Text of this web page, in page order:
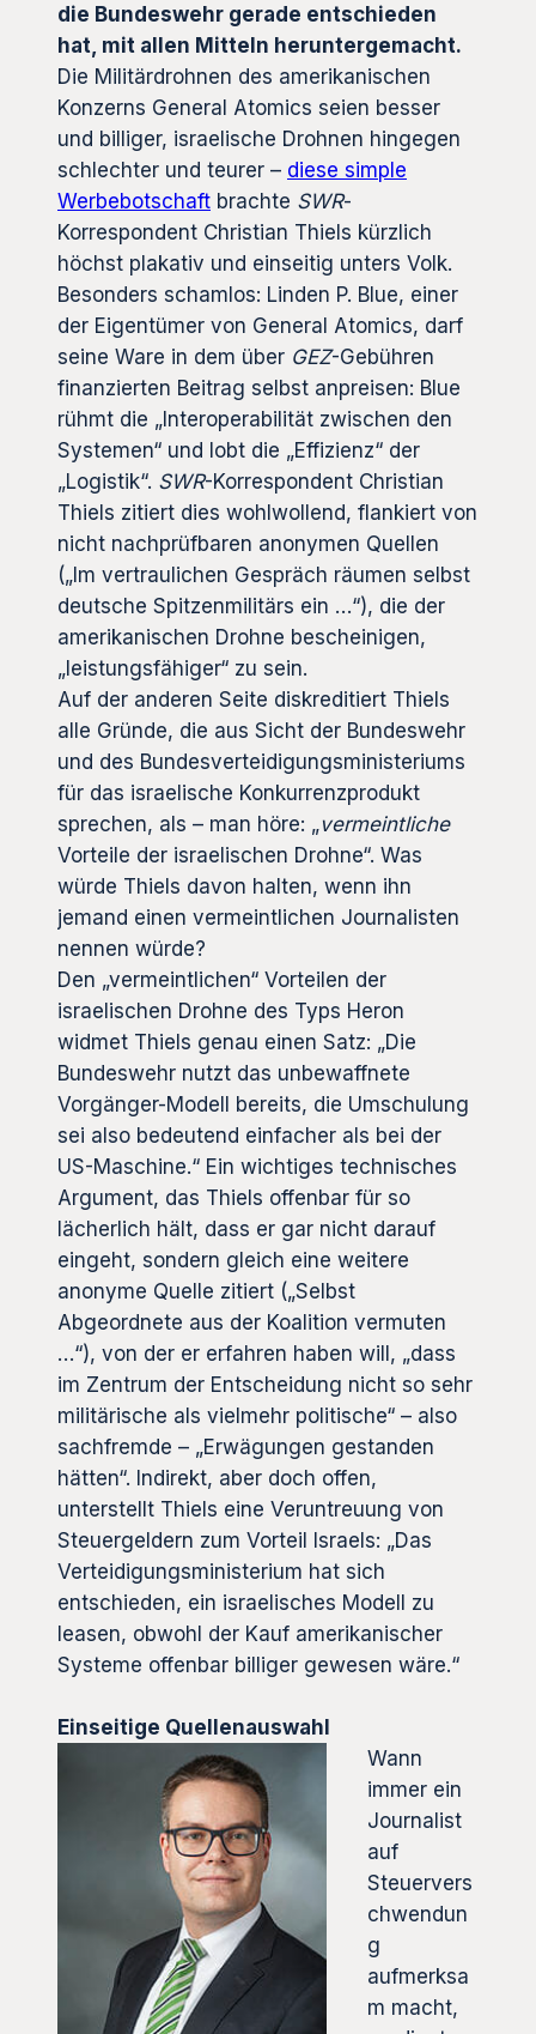
die Bundeswehr gerade entschieden
hat, mit allen Mitteln heruntergemacht.
Die Militärdrohnen des amerikanischen
Konzerns General Atomics seien besser
und billiger, israelische Drohnen hingegen
schlechter und teurer – diese simple
Werbebotschaft brachte SWR-
Korrespondent Christian Thiels kürzlich
höchst plakativ und einseitig unters Volk.
Besonders schamlos: Linden P. Blue, einer
der Eigentümer von General Atomics, darf
seine Ware in dem über GEZ-Gebühren
finanzierten Beitrag selbst anpreisen: Blue
rühmt die „Interoperabilität zwischen den
Systemen“ und lobt die „Effizienz“ der
„Logistik“. SWR-Korrespondent Christian
Thiels zitiert dies wohlwollend, flankiert von
nicht nachprüfbaren anonymen Quellen
(„Im vertraulichen Gespräch räumen selbst
deutsche Spitzenmilitärs ein …“), die der
amerikanischen Drohne bescheinigen,
„leistungsfähiger“ zu sein.
Auf der anderen Seite diskreditiert Thiels
alle Gründe, die aus Sicht der Bundeswehr
und des Bundesverteidigungsministeriums
für das israelische Konkurrenzprodukt
sprechen, als – man höre: „vermeintliche
Vorteile der israelischen Drohne“. Was
würde Thiels davon halten, wenn ihn
jemand einen vermeintlichen Journalisten
nennen würde?
Den „vermeintlichen“ Vorteilen der
israelischen Drohne des Typs Heron
widmet Thiels genau einen Satz: „Die
Bundeswehr nutzt das unbewaffnete
Vorgänger-Modell bereits, die Umschulung
sei also bedeutend einfacher als bei der
US-Maschine.“ Ein wichtiges technisches
Argument, das Thiels offenbar für so
lächerlich hält, dass er gar nicht darauf
eingeht, sondern gleich eine weitere
anonyme Quelle zitiert („Selbst
Abgeordnete aus der Koalition vermuten
…“), von der er erfahren haben will, „dass
im Zentrum der Entscheidung nicht so sehr
militärische als vielmehr politische“ – also
sachfremde – „Erwägungen gestanden
hätten“. Indirekt, aber doch offen,
unterstellt Thiels eine Veruntreuung von
Steuergeldern zum Vorteil Israels: „Das
Verteidigungsministerium hat sich
entschieden, ein israelisches Modell zu
leasen, obwohl der Kauf amerikanischer
Systeme offenbar billiger gewesen wäre.“
Einseitige Quellenauswahl
Wann
immer ein
Journalist
auf
Steuervers
chwendun
g
aufmerksa
m macht,